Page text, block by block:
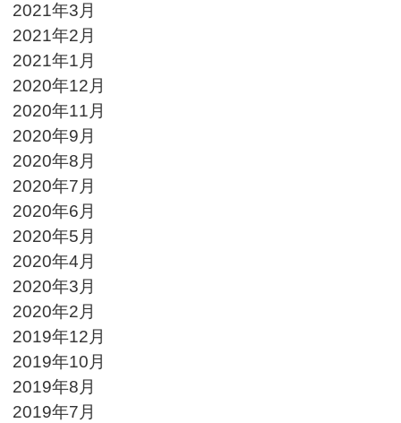
2021年3月
2021年2月
2021年1月
2020年12月
2020年11月
2020年9月
2020年8月
2020年7月
2020年6月
2020年5月
2020年4月
2020年3月
2020年2月
2019年12月
2019年10月
2019年8月
2019年7月